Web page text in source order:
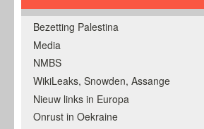
Bezetting Palestina
Media
NMBS
WikiLeaks, Snowden, Assange
Nieuw links in Europa
Onrust in Oekraine